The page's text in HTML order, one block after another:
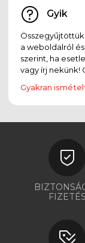
Gyik
a weboldalról
szerint, ha
vagy írj nekünk!
Gyakran
FIZETÉS